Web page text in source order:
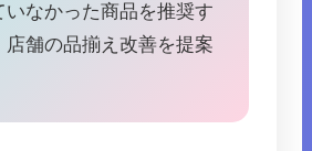
いなかった商品を推奨す
店舗の品揃え改善を提案